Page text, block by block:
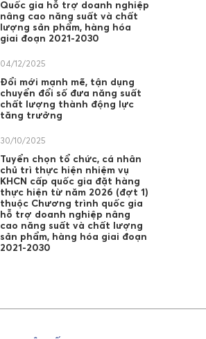
Quốc gia hỗ trợ doanh nghiệp
nâng cao năng suất và chất
lượng sản phẩm, hàng hóa
giai đoạn 2021-2030
04/12/2025
Đổi mới mạnh mẽ, tận dụng
chuyển đổi số đưa năng suất
chất lượng thành động lực
tăng trưởng
30/10/2025
Tuyển chọn tổ chức, cá nhân
chủ trì thực hiện nhiệm vụ
KHCN cấp quốc gia đặt hàng
thực hiện từ năm 2026 (đợt 1)
thuộc Chương trình quốc gia
hỗ trợ doanh nghiệp nâng
cao năng suất và chất lượng
sản phẩm, hàng hóa giai đoạn
2021-2030